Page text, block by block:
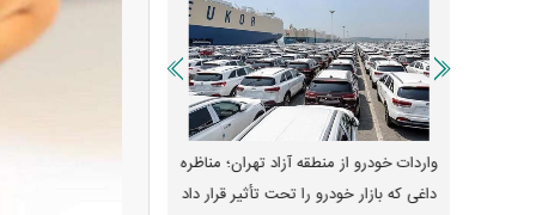
واردات خودرو از منطقه آزاد تهران؛ مناظره
داغی که بازار خودرو را تحت تأثیر قرار داد